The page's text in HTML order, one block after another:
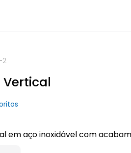
2
Vertical
em aço inoxidável com